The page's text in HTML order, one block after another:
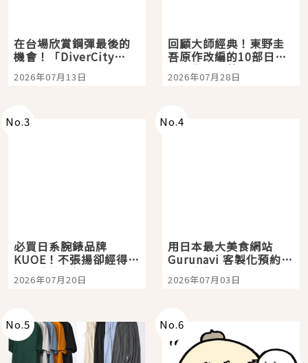
在台場欣賞鋼彈最後的
機會！「DiverCity
Tokyo Plaza」搭船、
購物、美食及夜景，一
2026年07月13日
回顧大師經典！東野圭
吾原作改編的10部日本
影視作品推薦
2026年07月28日
No.3
必買日系腕錶品牌
KUOE！不張揚卻經得起
時間洗鍊的經典之作五
選
2026年07月20日
No.4
用日本最大美食網站
Gurunavi 客製化預約九
大都市餐廳，打造專屬
美食體驗！
2026年07月03日
No.5 No.6